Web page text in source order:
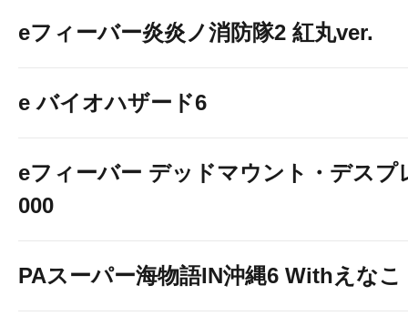
eフィーバー炎炎ノ消防隊2 紅丸ver.
e バイオハザード6
eフィーバー デッドマウント・デスプ
000
PAスーパー海物語IN沖縄6 Withえなこ